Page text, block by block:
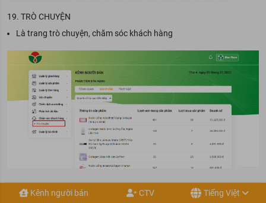
19. TRÒ CHUYỆN
Là trang trò chuyện, chăm sóc khách hàng
Kênh người bán CTV Tiếng Việt